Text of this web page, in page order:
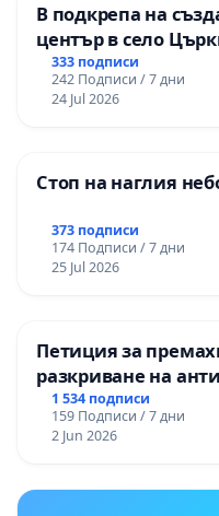
В подкрепа на
център в село
333 подписи
242 Подписи / 7 дни
24 Jul 2026
Стоп на наглия
373 подписи
174 Подписи / 7 дни
25 Jul 2026
Петиция за
разкриване на
Могиланската
1 534 подписи
159 Подписи / 7 дни
2 Jun 2026